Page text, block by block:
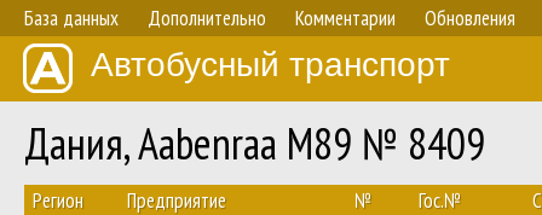
База данных Дополнительно Комментарии Обновления
Автобусный транспорт
Дания, Aabenraa M89 № 8409
Регион Предприятие № Гос.№